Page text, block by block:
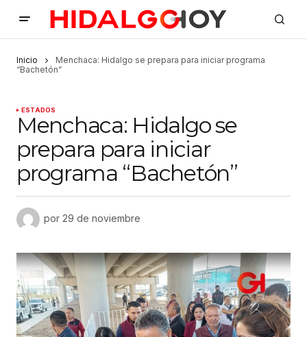
Inicio
Menchaca: Hidalgo se prepara para iniciar programa
“Bachetón”
ESTADOS
Menchaca: Hidalgo se
prepara para iniciar
programa “Bachetón”
por 29 de noviembre